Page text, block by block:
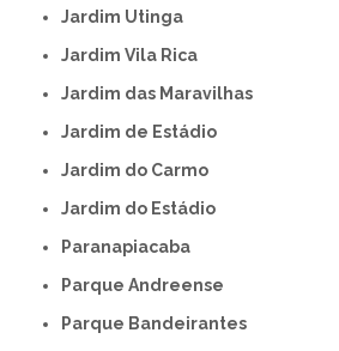
Jardim Utinga
Jardim Vila Rica
Jardim das Maravilhas
Jardim de Estádio
Jardim do Carmo
Jardim do Estádio
Paranapiacaba
Parque Andreense
Parque Bandeirantes